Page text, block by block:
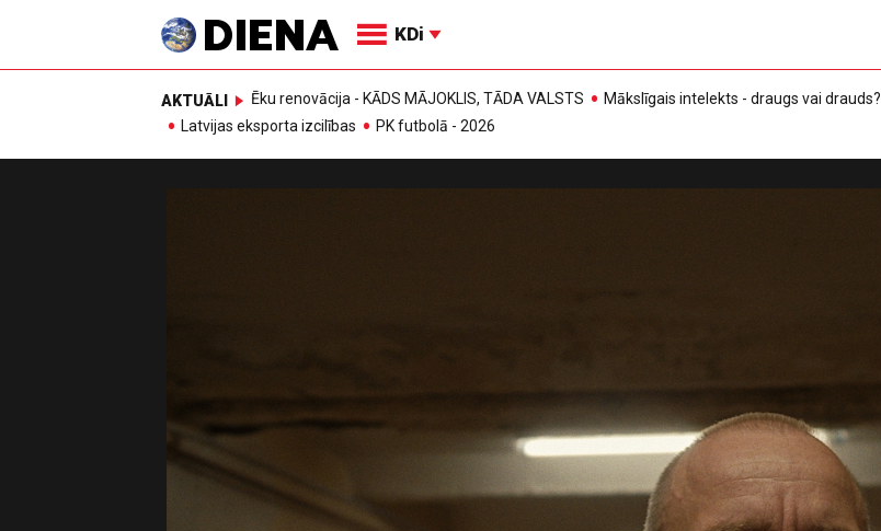
KDi
AKTUĀLI Ēku renovācija - KĀDS MĀJOKLIS, TĀDA VALSTS
Mākslīgais intelekts - draugs vai drauds?
Latvijas eksporta izcilības
PK futbolā - 2026